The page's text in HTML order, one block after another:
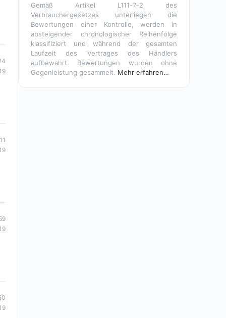
Gemäß Artikel L111-7-2 des
Verbrauchergesetzes unterliegen die
Bewertungen einer Kontrolle, werden in
absteigender chronologischer Reihenfolge
klassifiziert und während der gesamten
Laufzeit des Vertrages des Händlers
aufbewahrt. Bewertungen wurden ohne
Gegenleistung gesammelt. Mehr erfahren…